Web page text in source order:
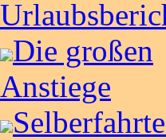
Die großen
Anstiege